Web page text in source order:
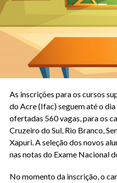
As inscrições para os cursos
do Acre (Ifac) seguem até o
ofertadas 560 vagas, para os
Cruzeiro do Sul, Rio Branco,
Xapuri. A seleção dos novos
nas notas do Exame Nacional
No momento da inscrição, o